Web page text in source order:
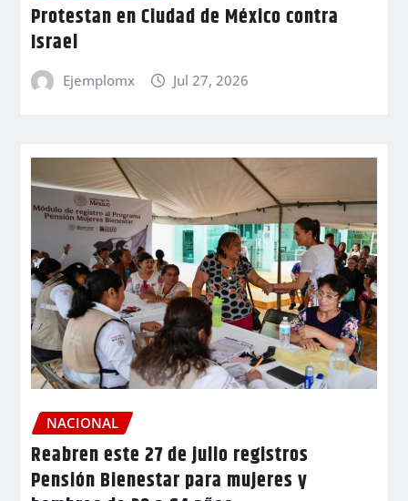
Protestan en Ciudad de México contra
Israel
Ejemplomx Jul 27, 2026
NACIONAL
Reabren este 27 de julio registros
Pensión Bienestar para mujeres y